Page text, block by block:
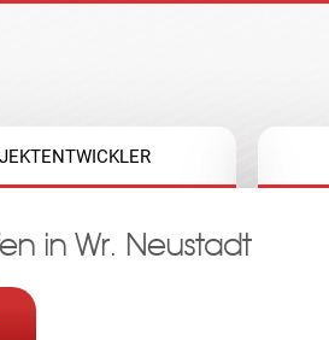
in Wr. Neustadt